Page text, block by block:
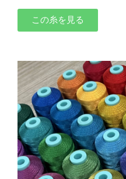
この糸を見る